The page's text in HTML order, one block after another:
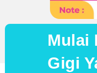
Mulai
Gigi